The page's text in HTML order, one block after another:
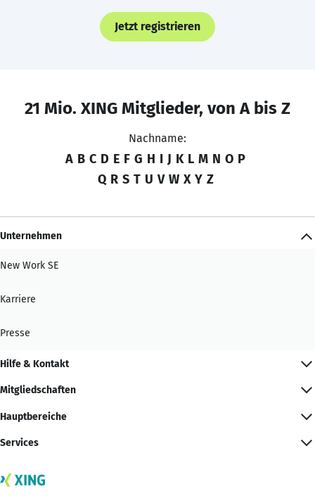
Jetzt registrieren
21 Mio. XING Mitglieder, von A bis Z
Nachname:
A B C D E F G H I J K L M N O P
Q R S T U V W X Y Z
Unternehmen
New Work SE
Karriere
Presse
Hilfe & Kontakt
Mitgliedschaften
Hauptbereiche
Services